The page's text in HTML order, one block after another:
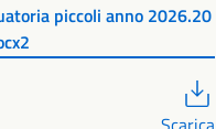
piccoli anno 2026.20